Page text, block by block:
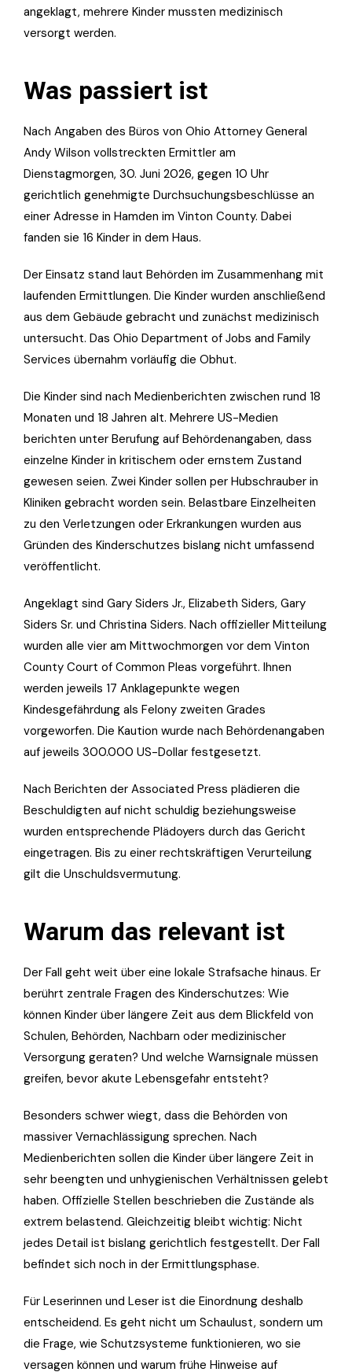
angeklagt, mehrere Kinder mussten medizinisch
versorgt werden.
Was passiert ist
Nach Angaben des Büros von Ohio Attorney General
Andy Wilson vollstreckten Ermittler am
Dienstagmorgen, 30. Juni 2026, gegen 10 Uhr
gerichtlich genehmigte Durchsuchungsbeschlüsse an
einer Adresse in Hamden im Vinton County. Dabei
fanden sie 16 Kinder in dem Haus.
Der Einsatz stand laut Behörden im Zusammenhang mit
laufenden Ermittlungen. Die Kinder wurden anschließend
aus dem Gebäude gebracht und zunächst medizinisch
untersucht. Das Ohio Department of Jobs and Family
Services übernahm vorläufig die Obhut.
Die Kinder sind nach Medienberichten zwischen rund 18
Monaten und 18 Jahren alt. Mehrere US-Medien
berichten unter Berufung auf Behördenangaben, dass
einzelne Kinder in kritischem oder ernstem Zustand
gewesen seien. Zwei Kinder sollen per Hubschrauber in
Kliniken gebracht worden sein. Belastbare Einzelheiten
zu den Verletzungen oder Erkrankungen wurden aus
Gründen des Kinderschutzes bislang nicht umfassend
veröffentlicht.
Angeklagt sind Gary Siders Jr., Elizabeth Siders, Gary
Siders Sr. und Christina Siders. Nach offizieller Mitteilung
wurden alle vier am Mittwochmorgen vor dem Vinton
County Court of Common Pleas vorgeführt. Ihnen
werden jeweils 17 Anklagepunkte wegen
Kindesgefährdung als Felony zweiten Grades
vorgeworfen. Die Kaution wurde nach Behördenangaben
auf jeweils 300.000 US-Dollar festgesetzt.
Nach Berichten der Associated Press plädieren die
Beschuldigten auf nicht schuldig beziehungsweise
wurden entsprechende Plädoyers durch das Gericht
eingetragen. Bis zu einer rechtskräftigen Verurteilung
gilt die Unschuldsvermutung.
Warum das relevant ist
Der Fall geht weit über eine lokale Strafsache hinaus. Er
berührt zentrale Fragen des Kinderschutzes: Wie
können Kinder über längere Zeit aus dem Blickfeld von
Schulen, Behörden, Nachbarn oder medizinischer
Versorgung geraten? Und welche Warnsignale müssen
greifen, bevor akute Lebensgefahr entsteht?
Besonders schwer wiegt, dass die Behörden von
massiver Vernachlässigung sprechen. Nach
Medienberichten sollen die Kinder über längere Zeit in
sehr beengten und unhygienischen Verhältnissen gelebt
haben. Offizielle Stellen beschrieben die Zustände als
extrem belastend. Gleichzeitig bleibt wichtig: Nicht
jedes Detail ist bislang gerichtlich festgestellt. Der Fall
befindet sich noch in der Ermittlungsphase.
Für Leserinnen und Leser ist die Einordnung deshalb
entscheidend. Es geht nicht um Schaulust, sondern um
die Frage, wie Schutzsysteme funktionieren, wo sie
versagen können und warum frühe Hinweise auf